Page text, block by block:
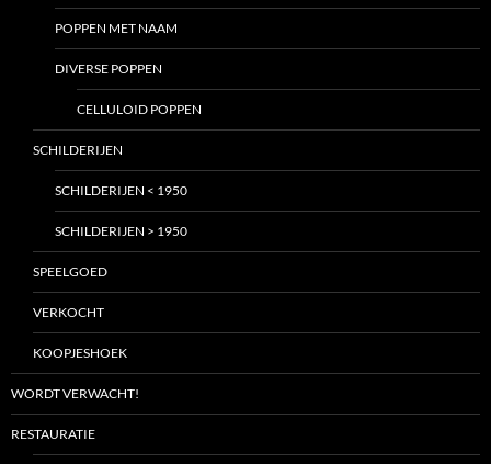
POPPEN MET NAAM
DIVERSE POPPEN
CELLULOID POPPEN
SCHILDERIJEN
SCHILDERIJEN < 1950
SCHILDERIJEN > 1950
SPEELGOED
VERKOCHT
KOOPJESHOEK
WORDT VERWACHT!
RESTAURATIE